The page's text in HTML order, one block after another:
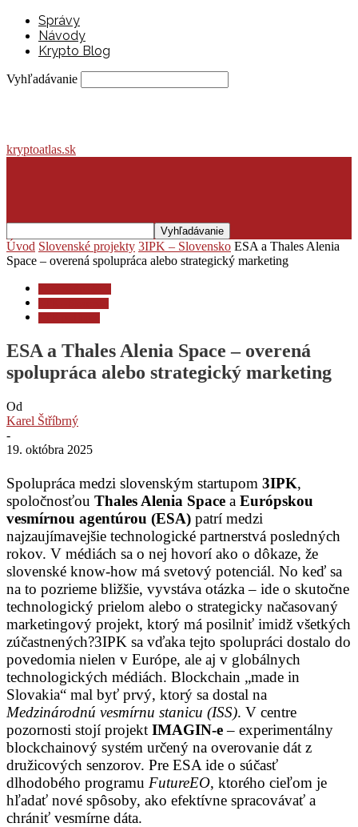
Správy
Návody
Krypto Blog
Vyhľadávanie
kryptoatlas.sk
Úvod Slovenské projekty 3IPK – Slovensko ESA a Thales Alenia
Space – overená spolupráca alebo strategický marketing
ESA a Thales Alenia Space – overená
spolupráca alebo strategický marketing
Od
Karel Štříbrný
-
19. októbra 2025
Spolupráca medzi slovenským startupom 3IPK,
spoločnosťou Thales Alenia Space a Európskou
vesmírnou agentúrou (ESA) patrí medzi
najzaujímavejšie technologické partnerstvá posledných
rokov. V médiách sa o nej hovorí ako o dôkaze, že
slovenské know-how má svetový potenciál. No keď sa
na to pozrieme bližšie, vyvstáva otázka – ide o skutočne
technologický prielom alebo o strategicky načasovaný
marketingový projekt, ktorý má posilniť imidž všetkých
zúčastnených?3IPK sa vďaka tejto spolupráci dostalo do
povedomia nielen v Európe, ale aj v globálnych
technologických médiách. Blockchain „made in
Slovakia“ mal byť prvý, ktorý sa dostal na
Medzinárodnú vesmírnu stanicu (ISS). V centre
pozornosti stojí projekt IMAGIN-e– experimentálny
blockchainový systém určený na overovanie dát z
družicových senzorov. Pre ESA ide o súčasť
dlhodobého programu FutureEO, ktorého cieľom je
hľadať nové spôsoby, ako efektívne spracovávať a
chrániť vesmírne dáta.